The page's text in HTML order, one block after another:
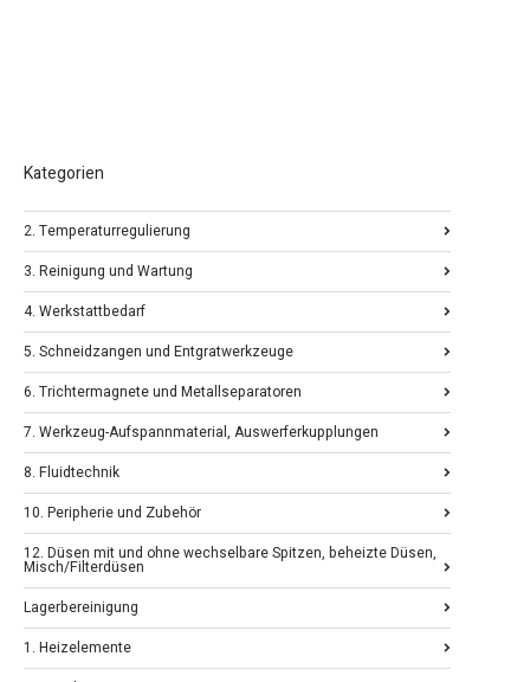
Kategorien
2. Temperaturregulierung
3. Reinigung und Wartung
4. Werkstattbedarf
5. Schneidzangen und Entgratwerkzeuge
6. Trichtermagnete und Metallseparatoren
7. Werkzeug-Aufspannmaterial, Auswerferkupplungen
8. Fluidtechnik
10. Peripherie und Zubehör
12. Düsen mit und ohne wechselbare Spitzen, beheizte Düsen,
Misch/Filterdüsen
Lagerbereinigung
1. Heizelemente